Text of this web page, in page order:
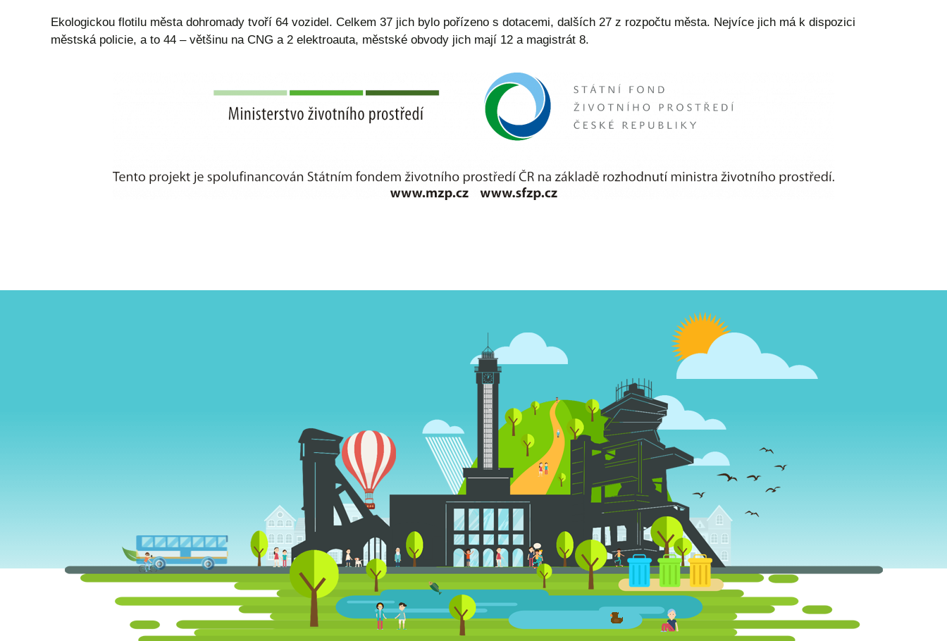
Ekologickou flotilu města dohromady tvoří 64 vozidel. Celkem 37 jich bylo pořízeno s dotacemi, dalších 27 z rozpočtu města. Nejvíce jich má k dispozici
městská policie, a to 44 – většinu na CNG a 2 elektroauta, městské obvody jich mají 12 a magistrát 8.